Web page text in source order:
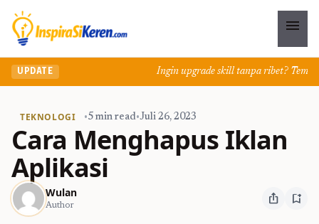
menu
UPDATE Ingin upgrade skill tanpa ribet?
TEKNOLOGI •5 min read•Juli 26, 2023
Cara Menghapus Iklan
Aplikasi
Wulan
Author ios_share bookmark_add